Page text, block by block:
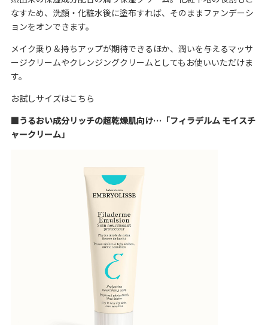
なすため、洗顔・化粧水後に塗布すれば、そのままファンデーシ
ョンをオンできます。
メイク乗り＆持ちアップが期待できるほか、潤いを与えるマッサ
ージクリームやクレンジングクリームとしてもお使いいただけま
す。
お試しサイズはこちら
■うるおい成分リッチの超乾燥肌向け…「フィラデルム モイスチ
ャークリーム」